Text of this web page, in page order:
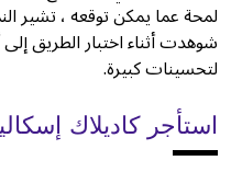
لمحة عما يمكن توقعه ، تشير
شوهدت أثناء اختبار الطريق
لتحسينات كبيرة.
استأجر كاديلاك